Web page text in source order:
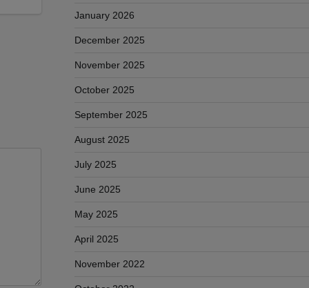
January 2026
December 2025
November 2025
October 2025
September 2025
August 2025
July 2025
June 2025
May 2025
April 2025
November 2022